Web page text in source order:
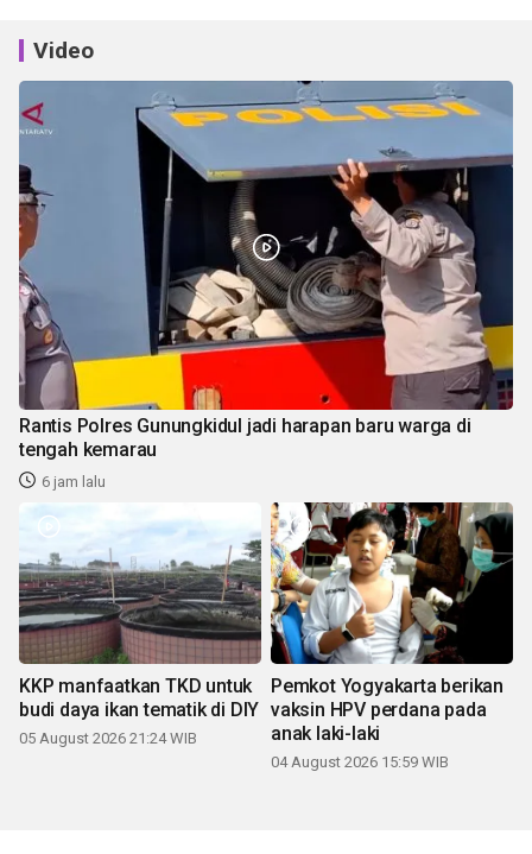
Video
Rantis Polres Gunungkidul jadi harapan baru warga di
tengah kemarau
6 jam lalu
KKP manfaatkan TKD untuk
budi daya ikan tematik di DIY
05 August 2026 21:24 WIB
Pemkot Yogyakarta berikan
vaksin HPV perdana pada
anak laki-laki
04 August 2026 15:59 WIB